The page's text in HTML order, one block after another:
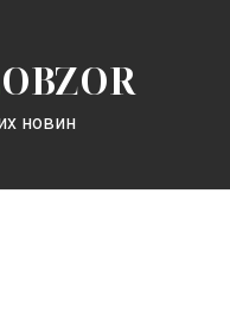
OBZOR
новин